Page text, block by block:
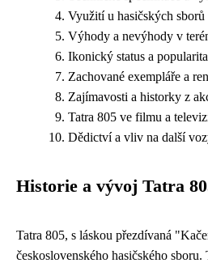
Využití u hasičských sborů
Výhody a nevýhody v
Ikonický status a popularita
Zachované exempláře a
Zajímavosti a historky z
Tatra 805 ve filmu a
Dědictví a vliv na další
Historie a vývoj Tatra
Tatra 805, s láskou přezdívaná
československého hasičského